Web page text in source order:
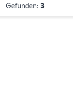
Gefunden: 3